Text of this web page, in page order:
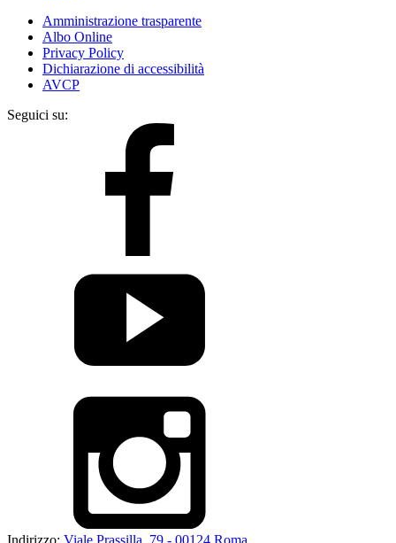
Amministrazione trasparente
Albo Online
Privacy Policy
Dichiarazione di accessibilità
AVCP
Seguici su:
Indirizzo: Viale Prassilla, 79 - 00124 Roma